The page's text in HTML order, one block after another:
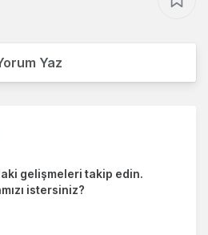
Yaz
gelişmeleri takip edin.
istersiniz?